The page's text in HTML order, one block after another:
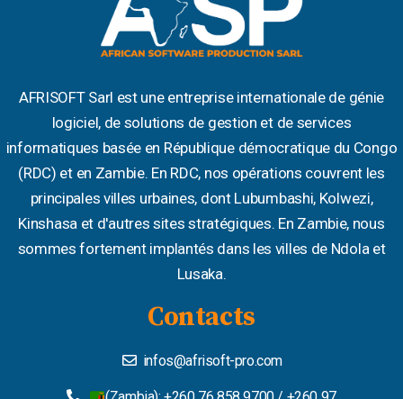
AFRISOFT Sarl est une entreprise internationale de génie
logiciel, de solutions de gestion et de services
informatiques basée en République démocratique du Congo
(RDC) et en Zambie. En RDC, nos opérations couvrent les
principales villes urbaines, dont Lubumbashi, Kolwezi,
Kinshasa et d'autres sites stratégiques. En Zambie, nous
sommes fortement implantés dans les villes de Ndola et
Lusaka.
Contacts
infos@afrisoft-pro.com